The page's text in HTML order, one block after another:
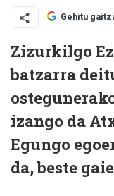
Gehitu
Zizurkilgo
batzarra
izango da
Egungo
da, beste